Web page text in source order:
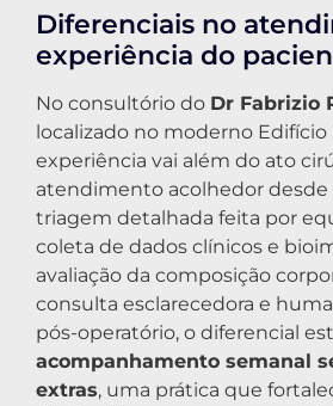
Diferenciais no
experiência do
No consultório do Dr Fabrizio
localizado no moderno Edifício
experiência vai além do ato
atendimento acolhedor
triagem detalhada feita por
coleta de dados clínicos e
avaliação da composição
consulta esclarecedora e
pós-operatório, o diferencial
acompanhamento semanal
extras, uma prática que